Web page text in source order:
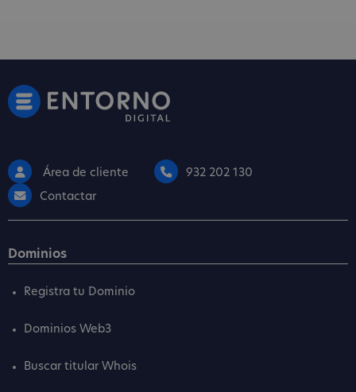
Área de cliente
932 202 130
Contactar
Dominios
Registra tu Dominio
Dominios Web3
Buscar titular Whois